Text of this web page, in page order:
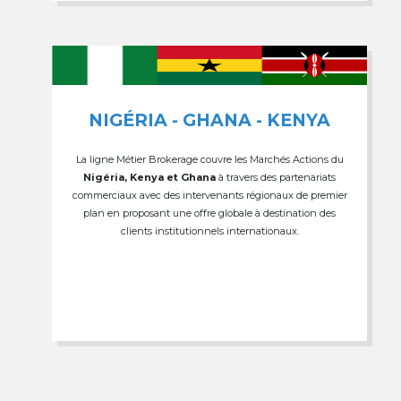
NIGÉRIA - GHANA - KENYA
La ligne Métier Brokerage couvre les Marchés Actions du
Nigéria, Kenya et Ghana à travers des partenariats
commerciaux avec des intervenants régionaux de premier
plan en proposant une offre globale à destination des
clients institutionnels internationaux.